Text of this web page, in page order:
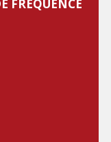
FRÉQUENCE